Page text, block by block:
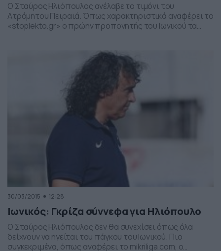
Ο Σταύρος Ηλιόπουλος ανέλαβε το τιμόνι του
Ατρόμητου Πειραιά. Όπως χαρακτηριστικά αναφέρει το
«stoplekto.gr» ο πρώην προπονητής του Ιωνικού τα
σηκώσουν… μανίκια.Ο έμπειρος τεχνικός που θα ηγηθεί
της προσπάθειας των Καμινιωτών τη νέα αγωνιστική
περίοδο στο πρωτάθλημα της […]
30/03/2015 12:28
Ιωνικός: Γκρίζα σύννεφα για Ηλιόπουλο
Ο Σταύρος Ηλιόπουλος δεν θα συνεχίσει όπως όλα
δείχνουν να ηγείται του πάγκου του Ιωνικού. Πιο
συγκεκριμένα, όπως αναφέρει το mikriliga.com, ο